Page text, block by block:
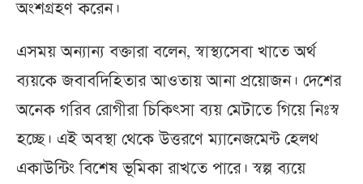
অংশগ্রহণ করেন।
এসময় অন্যান্য বক্তারা বলেন, স্বাস্থ্যসেবা খাতে অর্থ
ব্যয়কে জবাবদিহিতার আওতায় আনা প্রয়োজন। দেশের
অনেক গরিব রোগীরা চিকিৎসা ব্যয় মেটাতে গিয়ে নিঃস্ব
হচ্ছে। এই অবস্থা থেকে উত্তরণে ম্যানেজমেন্ট হেলথ
একাউন্টিং বিশেষ ভূমিকা রাখতে পারে। স্বল্প ব্যয়ে